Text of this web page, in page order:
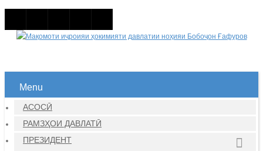
Menu
АСОСӢ
РАМЗҲОИ ДАВЛАТӢ
ПРЕЗИДЕНТ